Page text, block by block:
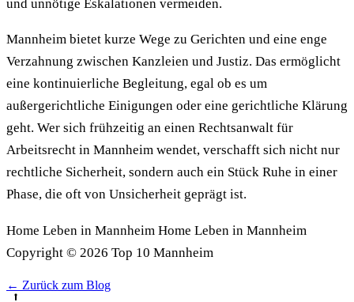
und unnötige Eskalationen vermeiden.
Mannheim bietet kurze Wege zu Gerichten und eine enge
Verzahnung zwischen Kanzleien und Justiz. Das ermöglicht
eine kontinuierliche Begleitung, egal ob es um
außergerichtliche Einigungen oder eine gerichtliche Klärung
geht. Wer sich frühzeitig an einen Rechtsanwalt für
Arbeitsrecht in Mannheim wendet, verschafft sich nicht nur
rechtliche Sicherheit, sondern auch ein Stück Ruhe in einer
Phase, die oft von Unsicherheit geprägt ist.
Home Leben in Mannheim Home Leben in Mannheim
Copyright © 2026 Top 10 Mannheim
← Zurück zum Blog